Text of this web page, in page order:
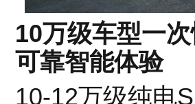
10万级车型一
可靠智能体验
10-12万级纯电